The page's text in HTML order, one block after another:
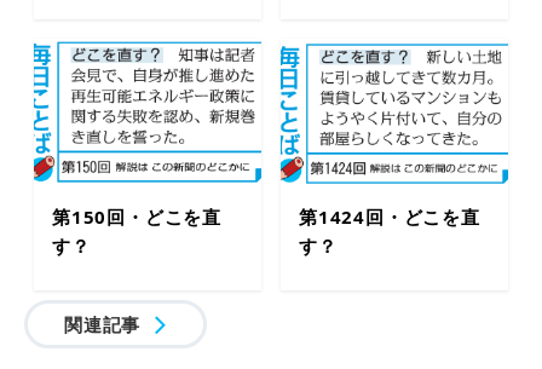
第150回・どこを直
す？
第1424回・どこを直
す？
関連記事